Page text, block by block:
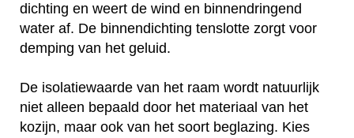
dichting en weert de wind en binnendringend
water af. De binnendichting tenslotte zorgt voor
demping van het geluid.
De isolatiewaarde van het raam wordt natuurlijk
niet alleen bepaald door het materiaal van het
kozijn, maar ook van het soort beglazing. Kies